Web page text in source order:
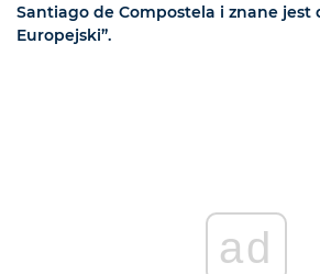
Santiago de Compostela i znane jest
Europejski”.
ad